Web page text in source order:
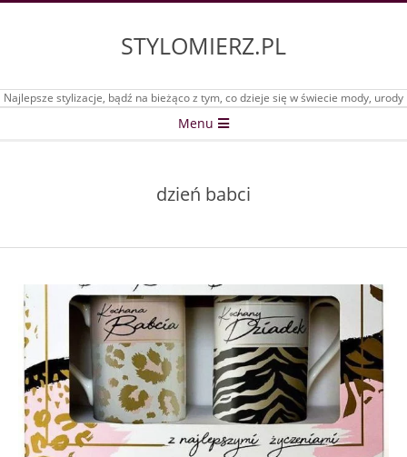
STYLOMIERZ.PL
Najlepsze stylizacje, bądź na bieżąco z tym, co dzieje się w świecie mody, urody
Menu
dzień babci